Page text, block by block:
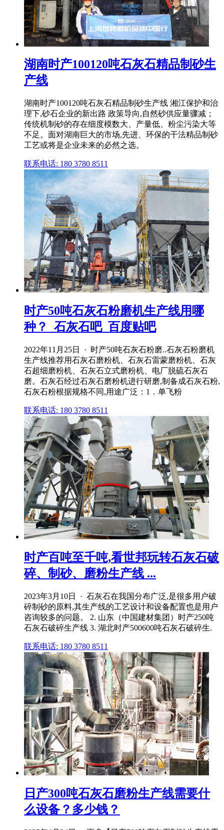
湖南时产100120吨石灰石精品制砂生
产线
湖南时产100120吨石灰石精品制砂生产线 湘江保护和治
理下,砂石企业的新出路 政策导向,自然砂供应量骤减；
传统机制砂的存在细度模数大、产量低、粉尘污染大等
不足。面对湖南巨大的市场,先进、环保的干法精品制砂
工艺或将是企业未来的必然之选。
联系电话: 180 3780 8511
时产50吨石灰石粉磨机生产线用哪
种？_石灰石吧_百度贴吧
2022年11月25日 · 时产50吨石灰石粉磨..石灰石粉磨机
生产线推荐用石灰石磨粉机、石灰石雷蒙磨粉机、石灰
石超细磨粉机、石灰石立式磨粉机、电厂脱硫石灰石
磨。石灰石经过石灰石磨粉机进行研磨,制备成石灰石粉,
石灰石粉根据规格不同,用途广泛：1．单飞粉
联系电话: 180 3780 8511
时产百吨至千吨,看世邦玩转石灰石破
碎、制砂、磨粉生产线 ...
2023年3月10日 · 石灰石在我国分布广泛,是很多用户破
碎制砂的原料,其生产线的工艺设计和设备配置也是用户
咨询较多的问题。 2. 山东（中国建材集团）时产250吨
石灰石破碎生产线 3. 湖北时产500600吨石灰石破碎生.
联系电话: 180 3780 8511
日产300吨石灰石磨粉生产线需要什
么设备？多少钱？